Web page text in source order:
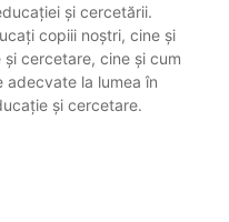
și cercetării.
copiii noștri, cine și
cercetare, cine și cum
la lumea în
și cercetare.